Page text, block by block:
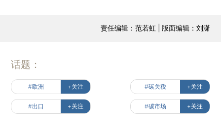
责任编辑：范若虹 | 版面编辑：刘潇
话题：
#欧洲 +关注 #碳关税 +关注
#出口 +关注 #碳市场 +关注